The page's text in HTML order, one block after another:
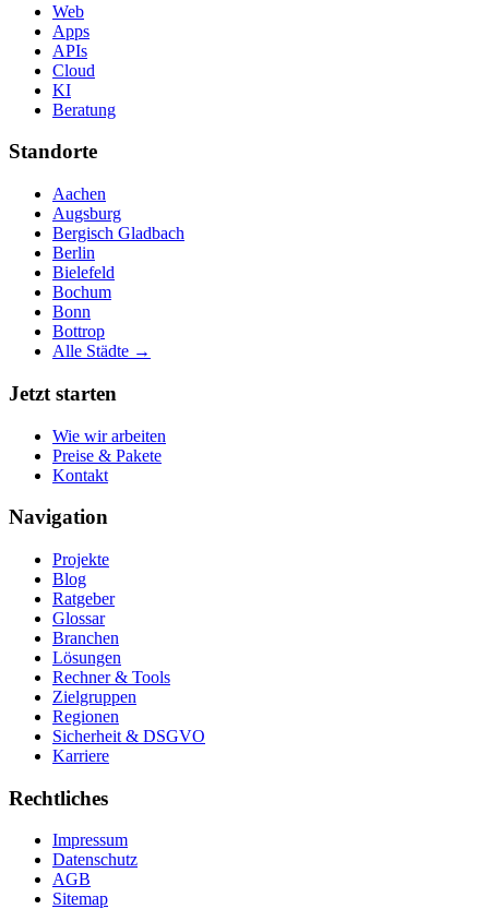
Web
Apps
APIs
Cloud
KI
Beratung
Standorte
Aachen
Augsburg
Bergisch Gladbach
Berlin
Bielefeld
Bochum
Bonn
Bottrop
Alle Städte →
Jetzt starten
Wie wir arbeiten
Preise & Pakete
Kontakt
Navigation
Projekte
Blog
Ratgeber
Glossar
Branchen
Lösungen
Rechner & Tools
Zielgruppen
Regionen
Sicherheit & DSGVO
Karriere
Rechtliches
Impressum
Datenschutz
AGB
Sitemap